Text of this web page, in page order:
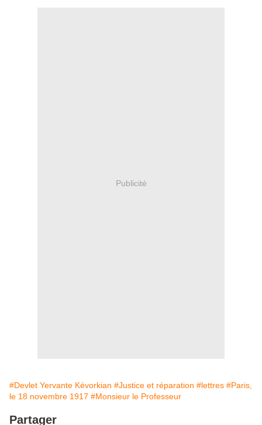
Publicité
#Devlet Yervante Kévorkian #Justice et réparation #lettres #Paris,
le 18 novembre 1917 #Monsieur le Professeur
Partager